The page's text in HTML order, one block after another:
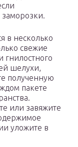
в несколько
свежие
гнилостного
шелухи,
полученную
пакете
или завяжите
уложите в